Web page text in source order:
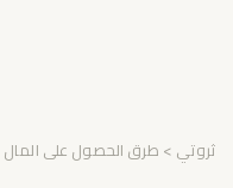
ثروتي > طرق الحصول على المال